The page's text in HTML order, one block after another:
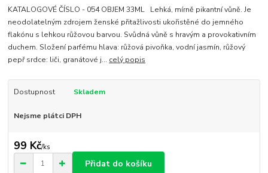
KATALOGOVÉ ČÍSLO - 054 OBJEM 33ML Lehká, mírně pikantní vůně. Je
neodolatelným zdrojem ženské přitažlivosti ukořistěné do jemného
flakónu s lehkou růžovou barvou. Svůdná vůně s hravým a provokativním
duchem. Složení parfému hlava: růžová pivoňka, vodní jasmín, růžový
pepř srdce: liči, granátové j... celý popis
Dostupnost Skladem
Nejsme plátci DPH
99 Kč/ks
Přidat do košíku